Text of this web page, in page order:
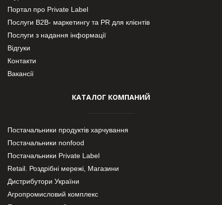
Портал про Private Label
Послуги В2В- маркетингу та PR для клієнтів
Послуги з надання інформації
Відгуки
Контакти
Вакансії
КАТАЛОГ КОМПАНИЙ
Постачальники продуктів харчування
Постачальники nonfood
Постачальники Private Label
Retail. Роздрібні мережі, Магазини
Дистрибутори України
Агропромисловий комплекс